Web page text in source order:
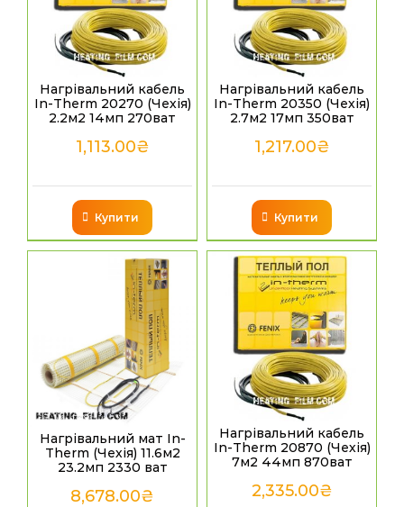
Нагрівальний кабель
In-Therm 20270 (Чехія)
2.2м2 14мп 270ват
1,113.00₴
Купити
Нагрівальний кабель
In-Therm 20350 (Чехія)
2.7м2 17мп 350ват
1,217.00₴
Купити
Нагрівальний мат In-
Therm (Чехія) 11.6м2
23.2мп 2330 ват
8,678.00₴
Нагрівальний кабель
In-Therm 20870 (Чехія)
7м2 44мп 870ват
2,335.00₴